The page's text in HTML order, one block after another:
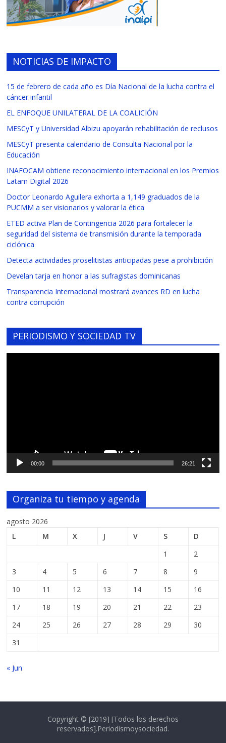
NOTICIAS DE IMPACTO
15 de febrero de cada año es Día Nacional de la lucha contra el
cáncer infantil
EL ENFOQUE UNILATERAL DE LA COALICIÓN
MESCyT y Universidad Albizu apoyarán rehabilitación de reclusos
MESCyT presenta calendario de Consulta Nacional por la
Educación
INAFOCAM obtiene reconocimiento internacional en los Premios
Latam Digital 2026
Doctor Leonardo Aguilera exhorta a 1,149 graduados de la
PUCMM a ser visionarios y valorar la ética
ETED activa Plan de Contingencia 2026 para fortalecer la
seguridad del sistema de transmisión durante la temporada
ciclónica
Detecta actividades proselitistas anticipadas pese a prohibición
Develan tarja en honor a las sufragistas dominicanas
Transparencia Internacional mostrará avances RD en lucha
contra corrupción
PERIODISMO Y SOCIEDAD TV
00:00 26:21
Organiza tu tiempo y agenda
agosto 2026
L
M X J V S
D
1
2
3
4 5 6 7 8
9
10
11 12 13 14 15
16
17
18 19 20 21 22
23
24
25 26 27 28 29
30
31
« Jun
Copyright © [2019] [Todos los derechos
reservados].Periodismoysociedad.